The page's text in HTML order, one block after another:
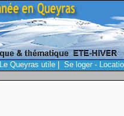
Le Queyras utile
Se loger -